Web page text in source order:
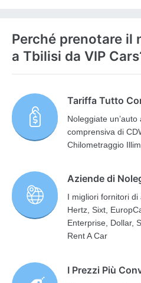
Perché prenotare il
a Tbilisi da VIP
Tariffa Tutto
Noleggiate
comprensiva di
Chilometraggio
Aziende di
I migliori fornitori
Hertz, Sixt,
Enterprise, Dollar,
Rent A Car
I Prezzi Più